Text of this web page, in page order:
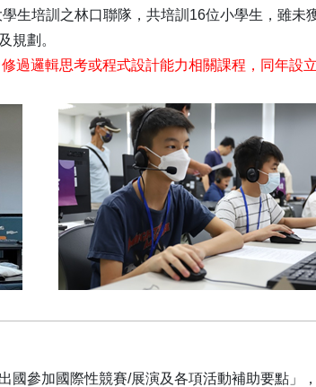
生培訓之林口聯隊，共培訓16位小學生，雖未
規劃。
過邏輯思考或程式設計能力相關課程，同年設
國參加國際性競賽/展演及各項活動補助要點」